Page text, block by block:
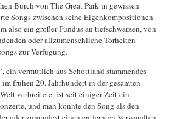
Burch von The Great Park in gewissen
Songs zwischen seine Eigenkompositionen
also ein großer Fundus an tiefschwarzen, von
oder allzumenschliche Torheiten
zur Verfügung.
ein vermutlich aus Schottland stammendes
frühen 20. Jahrhundert in der gesamten
verbreitete, ist seit einiger Zeit ein
und man könnte den Song als den